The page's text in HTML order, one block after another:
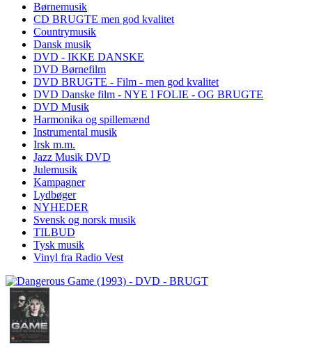
Børnemusik
CD BRUGTE men god kvalitet
Countrymusik
Dansk musik
DVD - IKKE DANSKE
DVD Børnefilm
DVD BRUGTE - Film - men god kvalitet
DVD Danske film - NYE I FOLIE - OG BRUGTE
DVD Musik
Harmonika og spillemænd
Instrumental musik
Irsk m.m.
Jazz Musik DVD
Julemusik
Kampagner
Lydbøger
NYHEDER
Svensk og norsk musik
TILBUD
Tysk musik
Vinyl fra Radio Vest